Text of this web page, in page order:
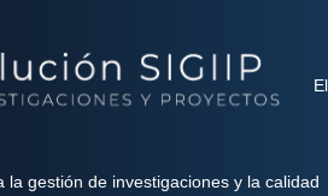
El
la gestión de investigaciones y la calidad